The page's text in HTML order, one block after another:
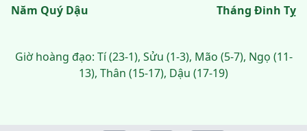
Năm Quý Dậu
Tháng Đinh Tỵ
Giờ hoàng đạo: Tí (23-1), Sửu (1-3), Mão (5-7), Ngọ (11-
13), Thân (15-17), Dậu (17-19)